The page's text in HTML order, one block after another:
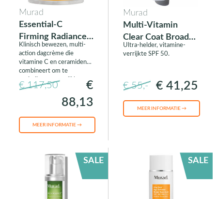
Murad
Essential-C
Firming Radiance
Day Cream
Klinisch bewezen, multi-
action dagcrème die
vitamine C en ceramiden
combineert om te
revitaliseren terwijl het
hydrateert, verheldert en
zichtbaar verstevigt.
€ 117,50
€
88,13
MEER INFORMATIE →
Murad
Multi-Vitamin
Clear Coat Broad
Spectrum SPF 50
Ultra-helder, vitamine-
verrijkte SPF 50.
€ 55,- € 41,25
MEER INFORMATIE →
SALE SALE